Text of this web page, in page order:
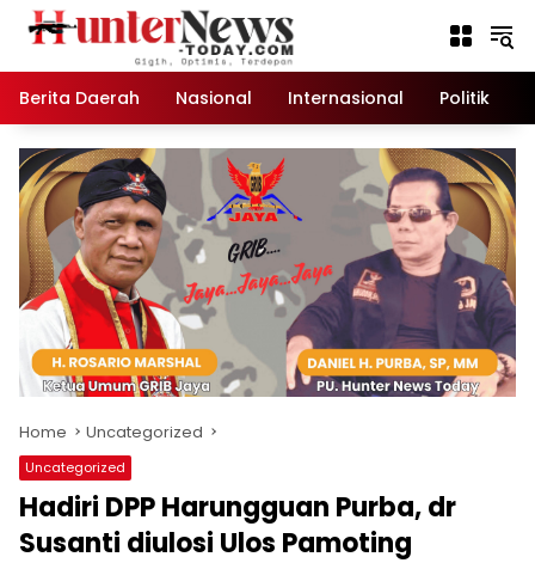
Berita Daerah
Nasional Internasional Politik
Home Uncategorized
Uncategorized
Hadiri DPP Harungguan Purba, dr
Susanti diulosi Ulos Pamoting